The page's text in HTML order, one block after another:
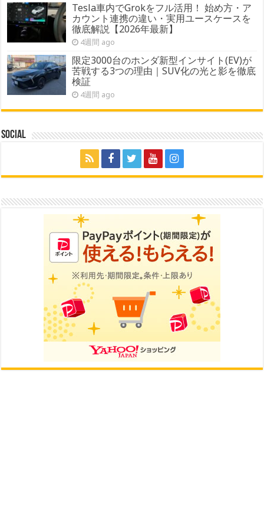
Tesla車内でGrokをフル活用！ 始め方・ア
カウント連携の違い・実用ユースケースを
徹底解説【2026年最新】
4週間 ago
限定3000台のホンダ新型インサイト(EV)が
苦戦する3つの理由｜SUV化の光と影を徹底
検証
4週間 ago
Social